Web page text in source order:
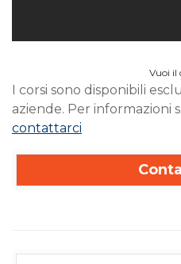
Vuoi il
I corsi sono disponibili
aziende. Per informazioni
contattarci